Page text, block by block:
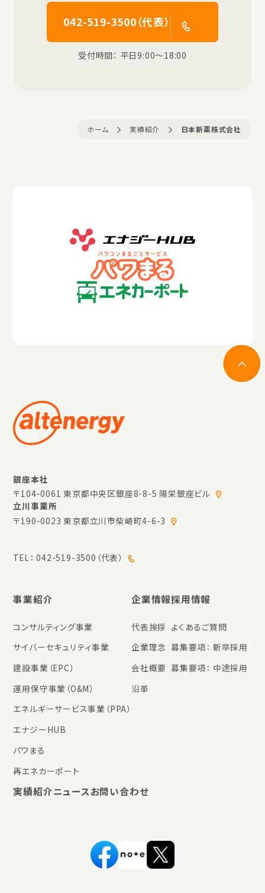
042-519-3500（代表）
受付時間： 平日9:00〜18:00
ホーム 実績紹介 日本新薬株式会社
銀座本社
〒104-0061 東京都中央区銀座8-8-5 陽栄銀座ビル
立川事業所
〒190-0023 東京都立川市柴崎町4-6-3
TEL：042-519-3500（代表）
事業紹介
コンサルティング事業
サイバーセキュリティ事業
建設事業（EPC）
運用保守事業（O&M）
エネルギーサービス事業（PPA）
エナジーHUB
パワまる
再エネカーポート
企業情報
代表挨拶
企業理念
会社概要
沿革
採用情報
よくあるご質問
募集要項： 新卒採用
募集要項： 中途採用
実績紹介ニュースお問い合わせ